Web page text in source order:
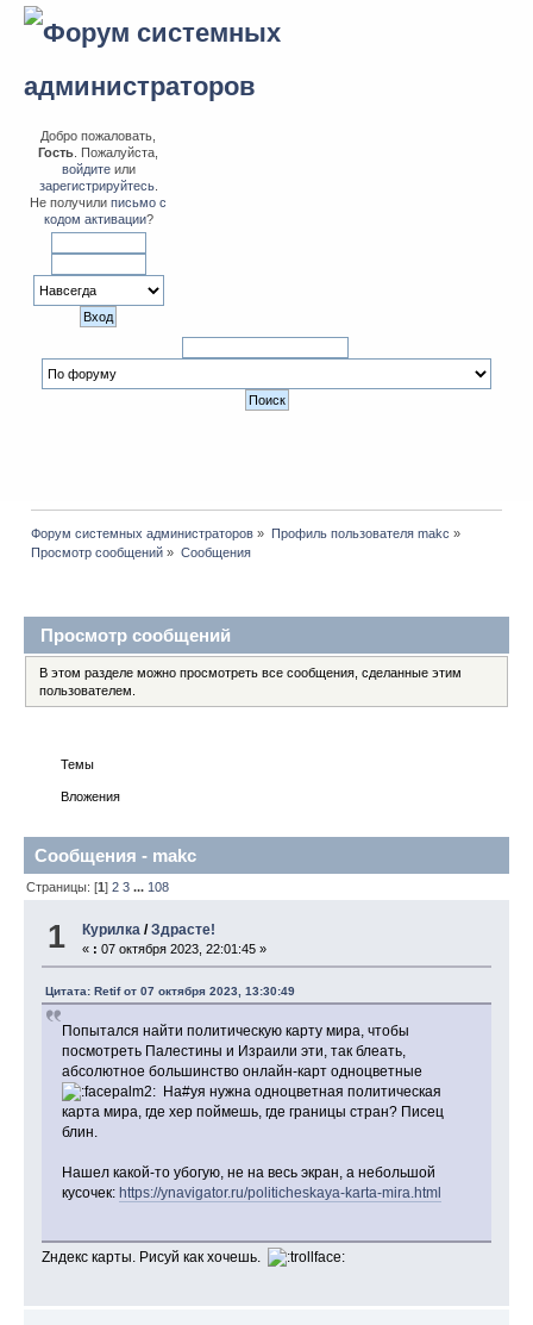
Добро пожаловать,
Гость . Пожалуйста,
войдитеили
зарегистрируйтесь.
Не получилиписьмо с
кодом активации?
Форум системных администраторов » Профиль пользователя makc »
Просмотр сообщений » Сообщения
Просмотр сообщений
В этом разделе можно просмотреть все сообщения, сделанные этим
пользователем.
Темы
Вложения
Сообщения - makc
Страницы: [1]2 3 ... 108
1 Курилка /Здрасте!
« : 07 октября 2023, 22:01:45 »
Цитата: Retif от 07 октября 2023, 13:30:49
Попытался найти политическую карту мира, чтобы
посмотреть Палестины и Израили эти, так блеать,
абсолютное большинство онлайн-карт одноцветные
На#уя нужна одноцветная политическая
карта мира, где хер поймешь, где границы стран? Писец
блин.
Нашел какой-то убогую, не на весь экран, а небольшой
кусочек: https://ynavigator.ru/politicheskaya-karta-mira.html
Zндекс карты. Рисуй как хочешь.